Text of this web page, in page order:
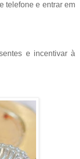
telefone e entrar em
e incentivar à